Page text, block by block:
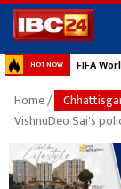
HOT NOW FIFA
Home/
VishnuDeo Sai's